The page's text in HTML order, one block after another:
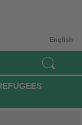
English